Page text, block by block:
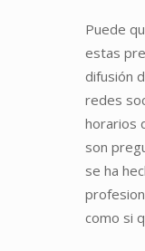
Puede
estas
difusión
redes
horarios
son
se ha
como si